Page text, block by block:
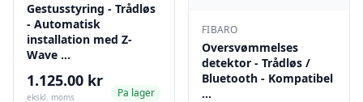
Gestusstyring - Trådløs
- Automatisk
installation med Z-
Wave …
1.125.00 kr
ekskl. moms
Pa lager
FIBARO
Oversvømmelses
detektor - Trådløs /
Bluetooth - Kompatibel
…